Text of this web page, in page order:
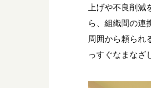
上げや不良削減
ら、組織間の連
周囲から頼られ
っすぐなまなざ